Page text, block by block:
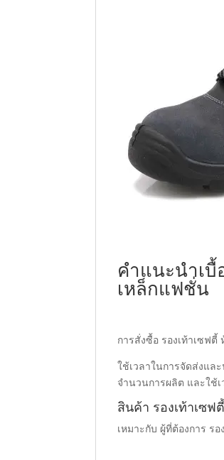
คำแนะนำเบื้
เหล็กแฟชั่น
การสั่งซื้อ รองเท้าเซฟ
ใช้เวลาในการจัดส่งแล
จำนวนการผลิต และใช้
สินค้า รองเท้าเซฟ
เหมาะกับ ผู้ที่ต้องการ ร